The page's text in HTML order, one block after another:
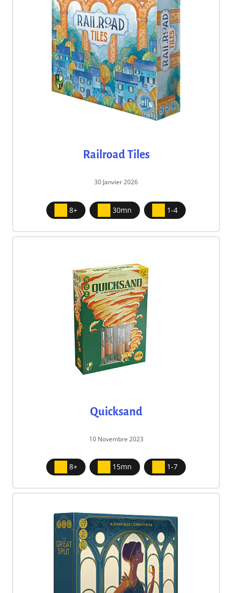
Railroad Tiles
30 Janvier 2026
8+ 30mn 1-4
Quicksand
10 Novembre 2023
8+ 15mn 1-7